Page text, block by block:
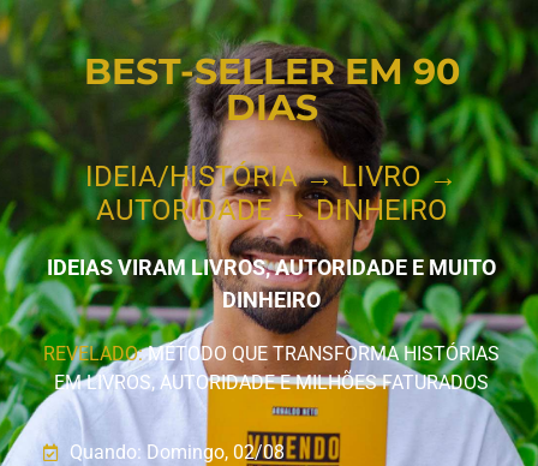
BEST-SELLER EM 90
DIAS
IDEIA/HISTÓRIA → LIVRO →
AUTORIDADE → DINHEIRO
IDEIAS VIRAM LIVROS, AUTORIDADE E MUITO
DINHEIRO
REVELADO:MÉTODO QUE TRANSFORMA HISTÓRIAS
EM LIVROS, AUTORIDADE E MILHÕES FATURADOS
Quando: Domingo, 02/08